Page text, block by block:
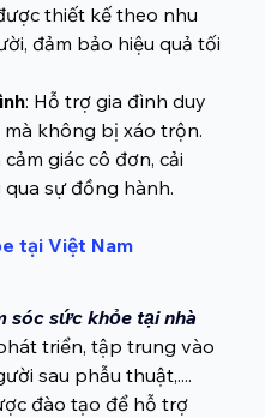
thiết kế theo nhu
đảm bảo hiệu quả tối
: Hỗ trợ gia đình duy
không bị xáo trộn.
cảm giác cô đơn, cải
sự đồng hành.
tại Việt Nam
sóc sức khỏe tại nhà
triển, tập trung vào
sau phẫu thuật,....
đào tạo để hỗ trợ